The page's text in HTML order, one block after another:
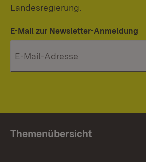
Landesregierung.
E-Mail zur Newsletter-Anmeldung
Themenübersicht